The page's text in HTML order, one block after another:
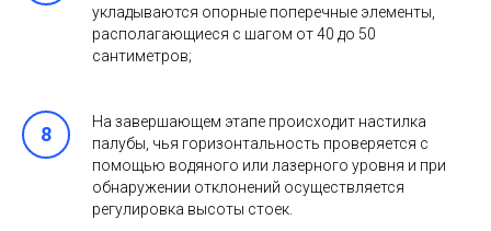
укладываются опорные поперечные элементы,
располагающиеся с шагом от 40 до 50
сантиметров;
На завершающем этапе происходит настилка
палубы, чья горизонтальность проверяется с
помощью водяного или лазерного уровня и при
обнаружении отклонений осуществляется
регулировка высоты стоек.